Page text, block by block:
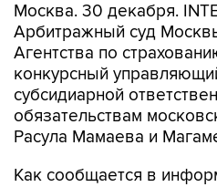
Москва. 30 декабря.
Арбитражный суд
Агентства по
конкурсный
субсидиарной
обязательствам
Расула Мамаева и
Как сообщается в